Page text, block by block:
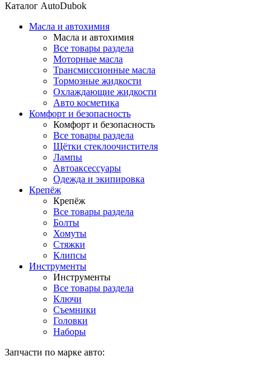
Каталог AutoDubok
Масла и автохимия
Масла и автохимия
Все товары раздела
Моторные масла
Трансмиссионные масла
Тормозные жидкости
Охлаждающие жидкости
Авто косметика
Комфорт и безопасность
Комфорт и безопасность
Все товары раздела
Щётки стеклоочистителя
Лампы
Автоаксессуары
Одежда и экипировка
Крепёж
Крепёж
Все товары раздела
Болты
Хомуты
Стяжки
Клипсы
Инструменты
Инструменты
Все товары раздела
Ключи
Съемники
Головки
Наборы
Запчасти по марке авто: